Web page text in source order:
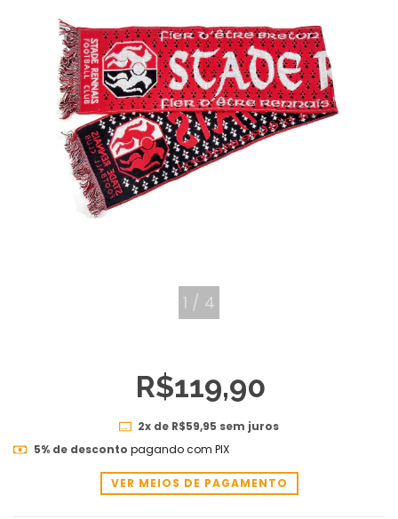
1 / 4
R$119,90
2x de R$59,95 sem juros
5% de desconto pagando com PIX
VER MEIOS DE PAGAMENTO